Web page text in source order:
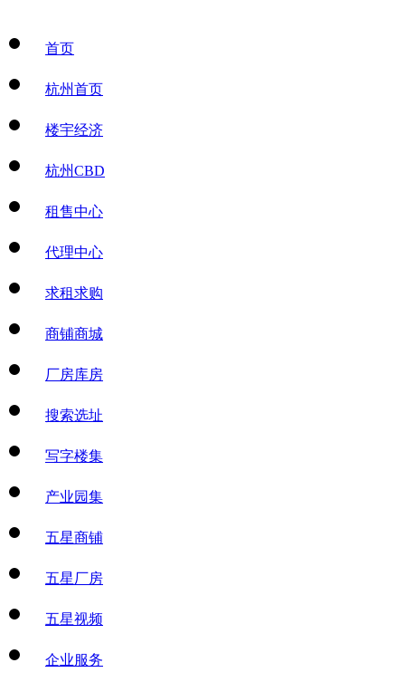
首页
杭州首页
楼宇经济
杭州CBD
租售中心
代理中心
求租求购
商铺商城
厂房库房
搜索选址
写字楼集
产业园集
五星商铺
五星厂房
五星视频
企业服务